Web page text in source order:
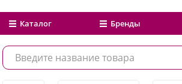
Каталог Бренды